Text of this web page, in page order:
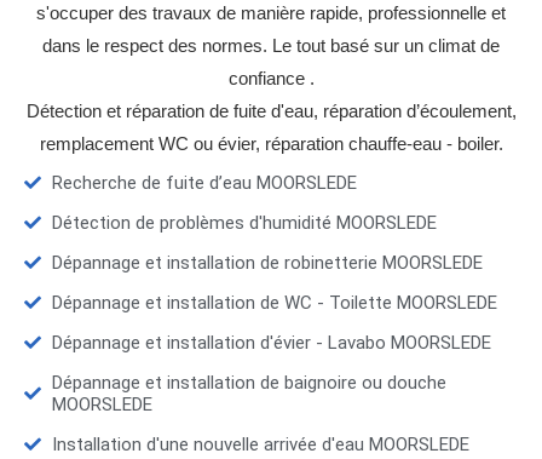
s'occuper des travaux de manière rapide, professionnelle et
dans le respect des normes. Le tout basé sur un climat de
confiance .
Détection et réparation de fuite d'eau, réparation d’écoulement,
remplacement WC ou évier, réparation chauffe-eau - boiler.
Recherche de fuite d’eau MOORSLEDE
Détection de problèmes d'humidité MOORSLEDE
Dépannage et installation de robinetterie MOORSLEDE
Dépannage et installation de WC - Toilette MOORSLEDE
Dépannage et installation d'évier - Lavabo MOORSLEDE
Dépannage et installation de baignoire ou douche
MOORSLEDE
Installation d'une nouvelle arrivée d'eau MOORSLEDE